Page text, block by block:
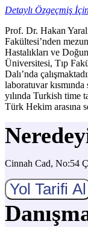
Detaylı Özgeçmiş
Prof. Dr. Hakan
Fakültesi’nden
Hastalıkları ve
Üniversitesi, Tıp
Dalı’nda
laboratuvar
yılında Turkish time
Türk Hekim arasına
Cinnah Cad, No:54
Yol Tarifi Al